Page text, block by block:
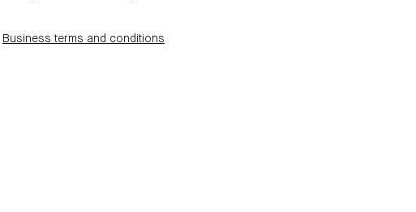
Business terms and conditions